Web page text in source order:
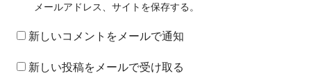
メールアドレス、サイトを保存する。
新しいコメントをメールで通知
新しい投稿をメールで受け取る